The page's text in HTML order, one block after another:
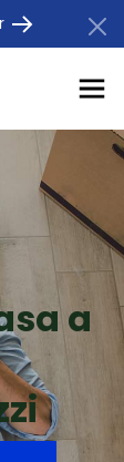
a